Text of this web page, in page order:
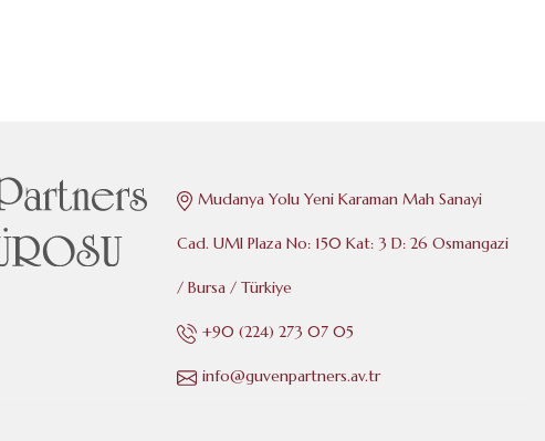
Mudanya Yolu Yeni Karaman Mah Sanayi
Cad. UMI Plaza No: 150 Kat: 3 D: 26 Osmangazi
/ Bursa / Türkiye
+90 (224) 273 07 05
info@guvenpartners.av.tr